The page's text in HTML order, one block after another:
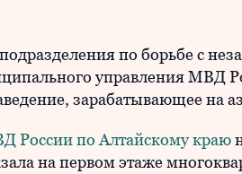
по борьбе с
управления МВД
зарабатывающее на
России по Алтайскому краю
на первом этаже